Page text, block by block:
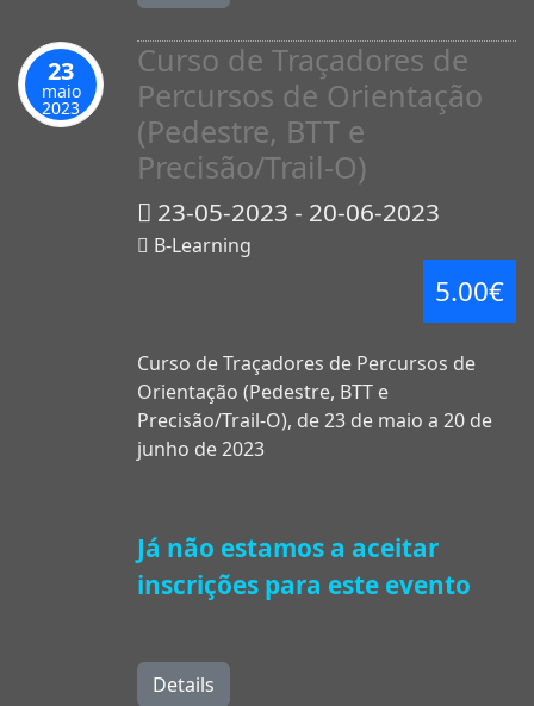
23
maio
2023
Curso de Traçadores de
Percursos de Orientação
(Pedestre, BTT e
Precisão/Trail-O)
23-05-2023 - 20-06-2023
B-Learning
5.00€
Curso de Traçadores de Percursos de
Orientação (Pedestre, BTT e
Precisão/Trail-O), de 23 de maio a 20 de
junho de 2023
Já não estamos a aceitar
inscrições para este evento
Details